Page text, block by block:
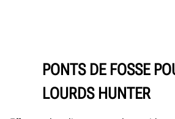
PONTS DE FOSSE
LOURDS HUNTER